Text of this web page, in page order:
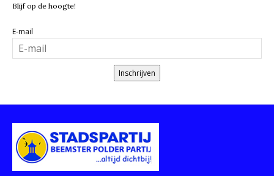
Blijf op de hoogte!
E-mail
Inschrijven